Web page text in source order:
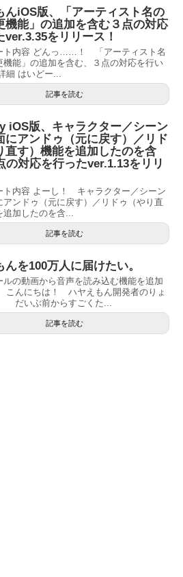
んiOS版、「アーティスト名の
機能」の追加を含む３点の対応
ver.3.35をリリース！
ト内容 どんっ……！ 「アーティスト名
機能」の追加を含む、３点の対応を行い
細 はいどー...
記事を読む
iOS版、キャラクター／シーン
にアンドゥ（元に戻す）／リド
直す）機能を追加したのを含
の対応を行ったver.1.13をリリ
ト内容 よーし！ キャラクター／シーン
アンドゥ（元に戻す）／リドゥ（やり直
加したのを含...
記事を読む
んを100万人に届けたい。
ルの動画から音声を読み込む機能を追加
んにちは！ ハヤえもん開発者のりょ
だいぶ前からすごくた...
記事を読む